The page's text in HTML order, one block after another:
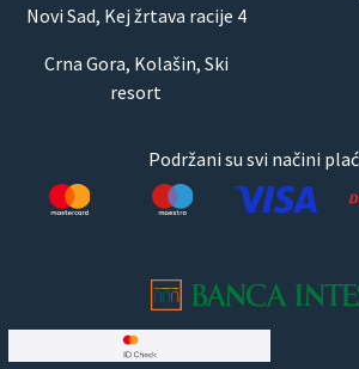
Novi Sad, Kej žrtava racije 4
Crna Gora, Kolašin, Ski
resort
Podržani su svi načini